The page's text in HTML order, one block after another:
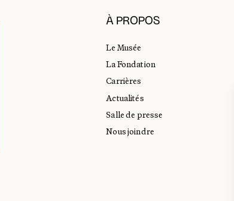
À PROPOS
Le Musée
La Fondation
Carrières
Actualités
Salle de presse
Nous joindre